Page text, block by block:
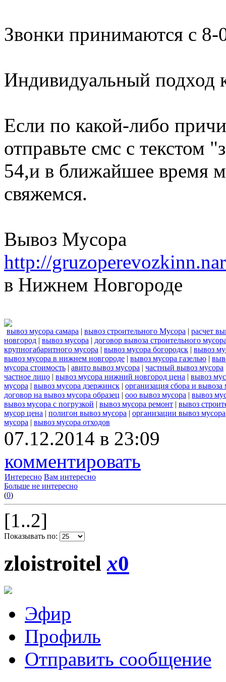
Звонки принимаются с
Индивидуальный подход
Если по какой-либо
отправьте смс с текстом
54,и в ближайшее время
свяжемся.
Вывоз Мусора
http://
в Нижнем Новгороде
вывоз мусора самара | вывоз строительного Мусора | расчет
новгород | вывоз мусора | договор вывоза строительного
крупногабаритного мусора | вывоз мусора богородск | вывоз
вывоз мусора в нижнем новгороде | вывоз мусора газелью |
мусора стоимость | авито вывоз мусора | частный вывоз мусора
частное лицо | вывоз мусора нижний новгород цена | вывоз
мусора | вывоз мусора дзержинск | организация сбора и вывоза
договор на вывоз мусора образец | ооо вывоз мусора | вывоз
вывоз мусора с погрузкой | вывоз мусора ремонт | вывоз
мусор цена | полигон вывоз мусора | организации вывоз мусора
мусора | вывоз мусора отходов
07.12.2014 в 23:09
комментировать
Интересно Вам интересно
Больше не интересно
(0)
[1..2]
Показывать по:
zloistroitelx0
Эфир
Профиль
Отправить сообщение